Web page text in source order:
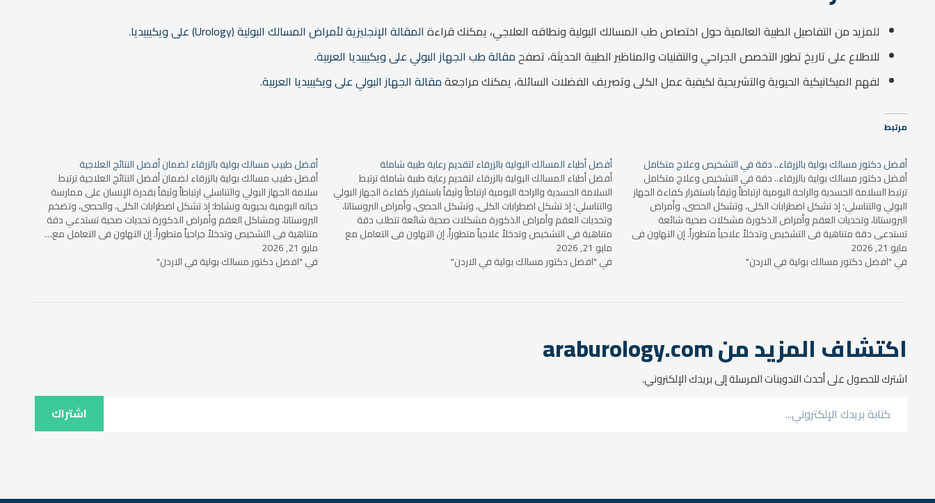
للمزيد من التفاصيل الطبية العالمية حول اختصاص طب المسالك البولية ونطاقه العلاجي، يمكنك قراءة المقالة الإنجليزية لأمراض المسالك البولية (Urology) على ويكيبيديا
.
للاطلاع على تاريخ تطور التخصص الجراحي والتقنيات والمناظير الطبية الحديثة، تصفحمقالة طب الجهاز البولي على ويكيبيديا العربية.
لفهم الميكانيكية الحيوية والتشريحية لكيفية عمل الكلى وتصريف الفضلات السائلة، يمكنك مراجعةمقالة الجهاز البولي على ويكيبيديا العربية.
مرتبط
أفضل دكتور مسالك بولية بالزرقاء.. دقة في التشخيص وعلاج متكامل
أفضل دكتور مسالك بولية بالزرقاء.. دقة في التشخيص وعلاج متكامل
ترتبط السلامة الجسدية والراحة اليومية ارتباطاً وثيقاً باستقرار كفاءة الجهاز
البولي والتناسلي؛ إذ تشكل اضطرابات الكلى، وتشكل الحصى، وأمراض
البروستاتا، وتحديات العقم وأمراض الذكورة مشكلات صحية شائعة
تستدعي دقة متناهية في التشخيص وتدخلاً علاجياً متطوراً. إن التهاون في
التعامل مع…
مايو 21, 2026
في "افضل دكتور مسالك بولية في الاردن"
أفضل أطباء المسالك البولية بالزرقاء لتقديم رعاية طبية شاملة
أفضل أطباء المسالك البولية بالزرقاء لتقديم رعاية طبية شاملة ترتبط
السلامة الجسدية والراحة اليومية ارتباطاً وثيقاً باستقرار كفاءة الجهاز البولي
والتناسلي؛ إذ تشكل اضطرابات الكلى، وتشكل الحصى، وأمراض البروستاتا،
وتحديات العقم وأمراض الذكورة مشكلات صحية شائعة تتطلب دقة
متناهية في التشخيص وتدخلاً علاجياً متطوراً. إن التهاون في التعامل مع
الأعراض…
مايو 21, 2026
في "افضل دكتور مسالك بولية في الاردن"
أفضل طبيب مسالك بولية بالزرقاء لضمان أفضل النتائج العلاجية
أفضل طبيب مسالك بولية بالزرقاء لضمان أفضل النتائج العلاجية ترتبط
سلامة الجهاز البولي والتناسلي ارتباطاً وثيقاً بقدرة الإنسان على ممارسة
حياته اليومية بحيوية ونشاط؛ إذ تشكل اضطرابات الكلى، والحصى، وتضخم
البروستاتا، ومشاكل العقم وأمراض الذكورة تحديات صحية تستدعي دقة
متناهية في التشخيص وتدخلاً جراحياً متطوراً. إن التهاون في التعامل مع…
مايو 21, 2026
في "افضل دكتور مسالك بولية في الاردن"
اكتشاف المزيد من araburology.com
اشترك للحصول على أحدث التدوينات المرسلة إلى بريدك الإلكتروني.
اشتراك